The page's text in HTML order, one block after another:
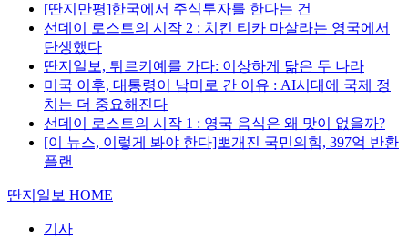
[딴지만평]한국에서 주식투자를 한다는 건
선데이 로스트의 시작 2 : 치킨 티카 마살라는 영국에서
탄생했다
딴지일보, 튀르키예를 가다: 이상하게 닮은 두 나라
미국 이후, 대통령이 남미로 간 이유 : AI시대에 국제 정
치는 더 중요해진다
선데이 로스트의 시작 1 : 영국 음식은 왜 맛이 없을까?
[이 뉴스, 이렇게 봐야 한다]뽀개진 국민의힘, 397억 반환
플랜
딴지일보 HOME
기사